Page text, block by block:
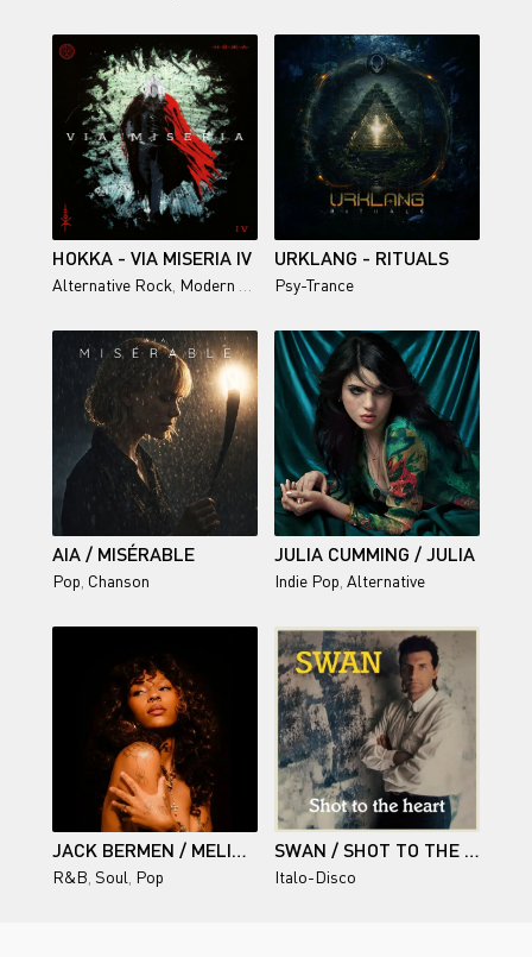
HOKKA - VIA MISERIA IV
Alternative Rock Modern Rock
URKLANG - RITUALS
Psy-Trance
AIA / MISÉRABLE
Pop Chanson
JULIA CUMMING / JULIA
Indie Pop Alternative
JACK BERMEN / MELIHOLIC
R&B Soul Pop
SWAN / SHOT TO THE HEART (SINGLE)
Italo-Disco